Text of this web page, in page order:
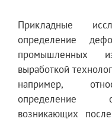
Прикладные
определение
промышленных
выработкой
например,
определение
возникающих